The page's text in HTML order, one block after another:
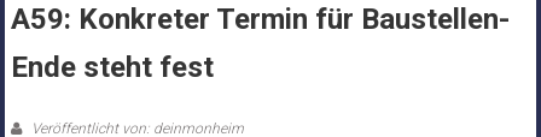
A59: Konkreter Termin für Baustellen-
Ende steht fest
Veröffentlicht von: deinmonheim